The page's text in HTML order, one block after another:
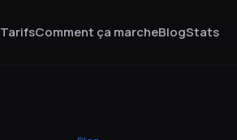
TarifsComment ça marcheBlogStats